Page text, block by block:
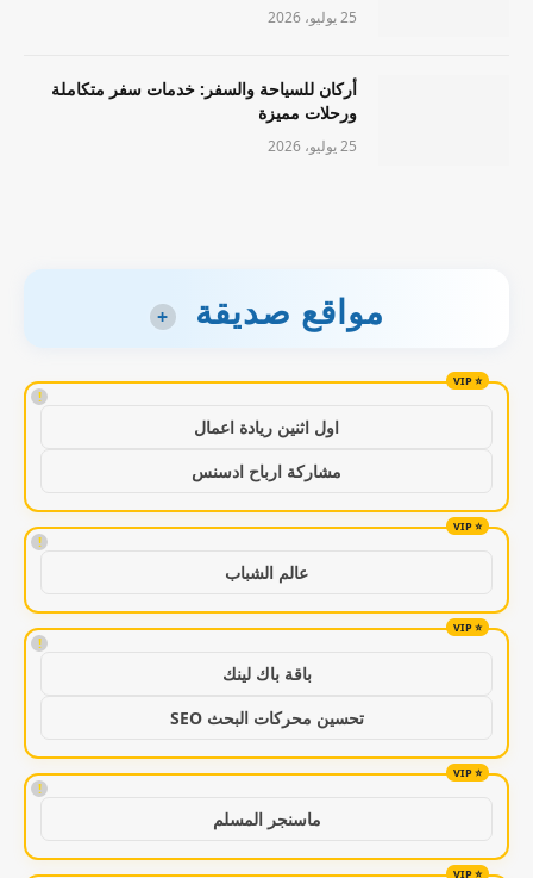
25 يوليو، 2026
أركان للسياحة والسفر: خدمات سفر متكاملة
ورحلات مميزة
25 يوليو، 2026
مواقع صديقة +
!
اول اثنين ريادة اعمال
مشاركة ارباح ادسنس
!
عالم الشباب
!
باقة باك لينك
تحسين محركات البحث SEO
!
ماسنجر المسلم